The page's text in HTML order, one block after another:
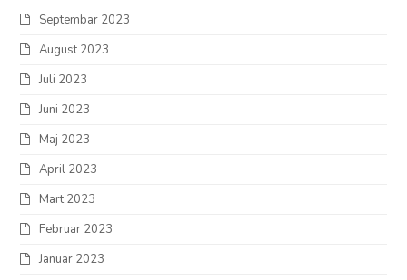
Septembar 2023
August 2023
Juli 2023
Juni 2023
Maj 2023
April 2023
Mart 2023
Februar 2023
Januar 2023